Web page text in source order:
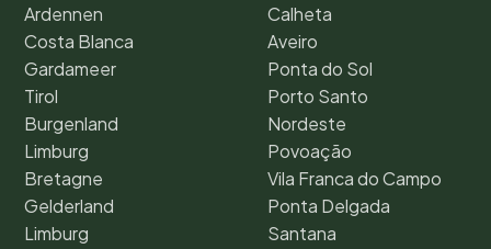
Ardennen
Costa Blanca
Gardameer
Tirol
Burgenland
Limburg
Bretagne
Gelderland
Limburg
Calheta
Aveiro
Ponta do Sol
Porto Santo
Nordeste
Povoação
Vila Franca do Campo
Ponta Delgada
Santana